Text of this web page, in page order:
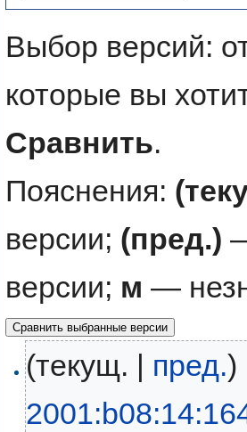
Выбор версий:
которые вы
Сравнить.
Пояснения:
версии; (пред.)
версии; м —
(текущ. | пред.)